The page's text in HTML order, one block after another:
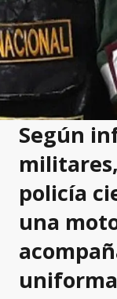
Según
policía
una